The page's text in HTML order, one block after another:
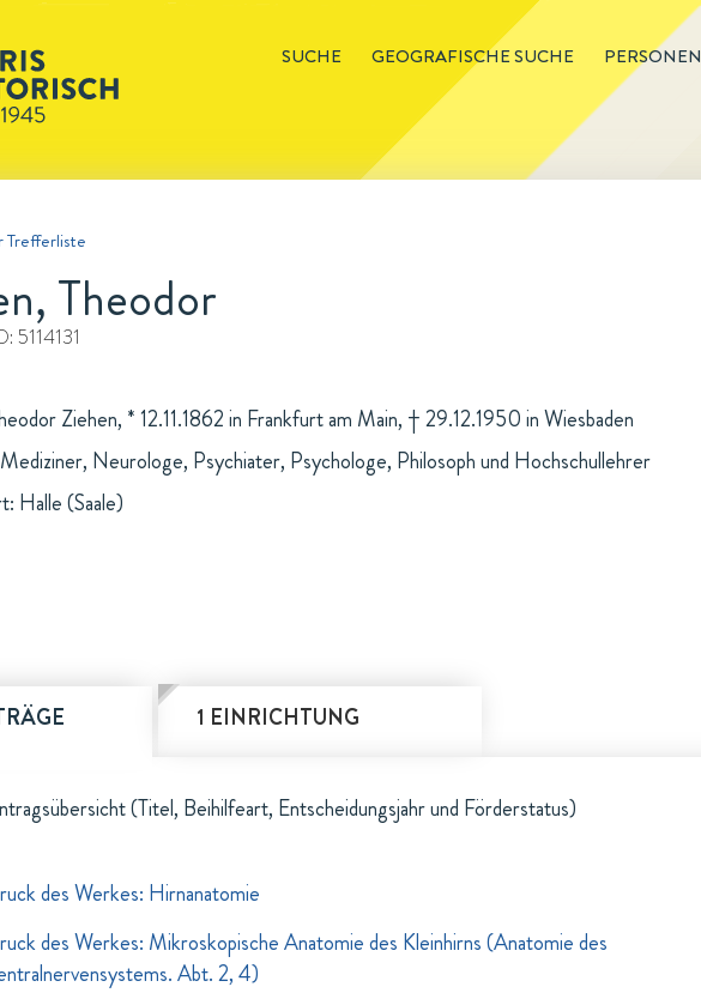
SUCHE GEOGRAFISCHE SUCHE PERSONEN
Trefferliste
Theodor
5114131
Ziehen, * 12.11.1862 in Frankfurt am Main, † 29.12.1950 in Wiesbaden
Neurologe, Psychiater, Psychologe, Philosoph und Hochschullehrer
Halle (Saale)
1 EINRICHTUNG
(Titel, Beihilfeart, Entscheidungsjahr und Förderstatus)
des Werkes: Hirnanatomie
des Werkes: Mikroskopische Anatomie des Kleinhirns (Anatomie des
Abt. 2, 4)